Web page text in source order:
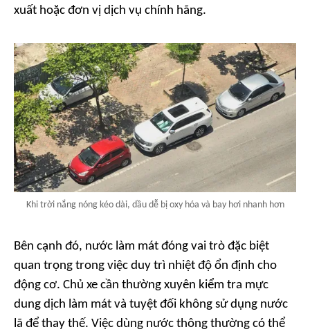
xuất hoặc đơn vị dịch vụ chính hãng.
Khi trời nắng nóng kéo dài, dầu dễ bị oxy hóa và bay hơi nhanh hơn
Bên cạnh đó, nước làm mát đóng vai trò đặc biệt
quan trọng trong việc duy trì nhiệt độ ổn định cho
động cơ. Chủ xe cần thường xuyên kiểm tra mực
dung dịch làm mát và tuyệt đối không sử dụng nước
lã để thay thế. Việc dùng nước thông thường có thể